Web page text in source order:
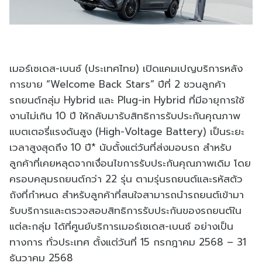
เมอร์เซเดส-เบนซ์ (ประเทศไทย) เปิดแคมเปญบริการหลัง
การขาย “Welcome Back Stars” ปีที่ 2 ชวนลูกค้า
รถยนต์กลุ่ม Hybrid และ Plug-in Hybrid ที่มีอายุการใช้
งานไม่เกิน 10 ปี ให้กลับมารับสิทธิการรับประกันคุณภาพ
แบตเตอรี่แรงดันสูง (High-Voltage Battery) เป็นระยะ
เวลาสูงสุดถึง 10 ปี* นับตั้งแต่วันที่ส่งมอบรถ สำหรับ
ลูกค้าที่เคยหลุดจากเงื่อนไขการรับประกันคุณภาพเดิม โดย
ครอบคลุมรถยนต์กว่า 22 รุ่น ตามรุ่นรถยนต์และรหัสตัว
ถังที่กำหนด สำหรับลูกค้าที่สนใจสามารถนำรถยนต์เข้ามา
รับบริการและตรวจสอบสิทธิการรับประกันของรถยนต์ใน
แต่ละกลุ่ม ได้ที่ศูนย์บริการเมอร์เซเดส-เบนซ์ อย่างเป็น
ทางการ ทั่วประเทศ ตั้งแต่วันที่ 15 กรกฎาคม 2568 – 31
ธันวาคม 2568